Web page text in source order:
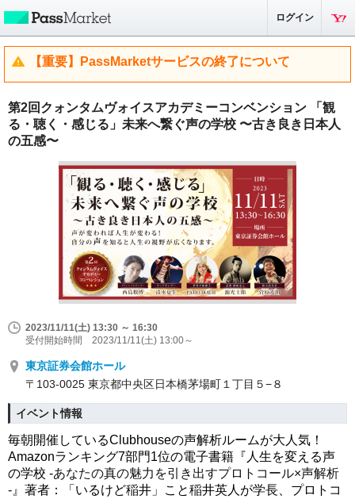
ログイン
【重要】PassMarketサービスの終了について
第2回クォンタムヴォイスアカデミーコンベンション 「観
る・聴く・感じる」未来へ繋ぐ声の学校 〜古き良き日本人
の五感〜
2023/11/11(土) 13:30 ～ 16:30
受付開始時間 2023/11/11(土) 13:00～
東京証券会館ホール
〒103-0025 東京都中央区日本橋茅場町１丁目５−８
イベント情報
毎朝開催しているClubhouseの声解析ルームが大人気！
Amazonランキング7部門1位の電子書籍『人生を変える声
の学校 -あなたの真の魅力を引き出すプロトコール×声解析
- 』著者：「いるけど稲井」こと稲井英人が学長、プロトコ